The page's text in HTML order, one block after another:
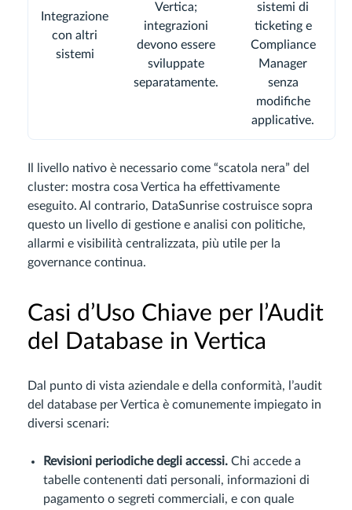
Integrazione
con altri
sistemi
Vertica;
integrazioni
devono essere
sviluppate
separatamente.
sistemi di
ticketing e
Compliance
Manager
senza
modifiche
applicative.
Il livello nativo è necessario come “scatola nera” del
cluster: mostra cosa Vertica ha effettivamente
eseguito. Al contrario, DataSunrise costruisce sopra
questo un livello di gestione e analisi con politiche,
allarmi e visibilità centralizzata, più utile per la
governance continua.
Casi d’Uso Chiave per l’Audit
del Database in Vertica
Dal punto di vista aziendale e della conformità, l’audit
del database per Vertica è comunemente impiegato in
diversi scenari:
Revisioni periodiche degli accessi. Chi accede a
tabelle contenenti dati personali, informazioni di
pagamento o segreti commerciali, e con quale